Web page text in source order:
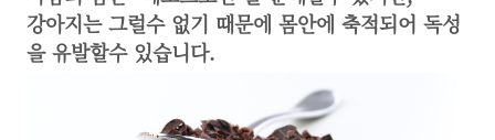
강아지는 그럴수 없기 때문에 몸안에 축적되어 독성
을 유발할수 있습니다.